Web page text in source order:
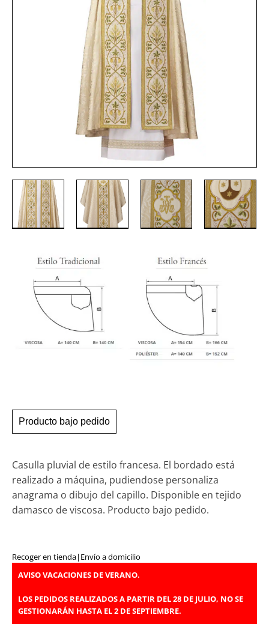
Producto bajo pedido
Casulla pluvial de estilo francesa. El bordado está
realizado a máquina, pudiendose personaliza
anagrama o dibujo del capillo. Disponible en tejido
damasco de viscosa. Producto bajo pedido.
Recoger en tienda| Envío a domicilio
AVISO VACACIONES DE VERANO.
LOS PEDIDOS REALIZADOS A PARTIR DEL 28 DE JULIO, NO SE
GESTIONARÁN HASTA EL 2 DE SEPTIEMBRE.